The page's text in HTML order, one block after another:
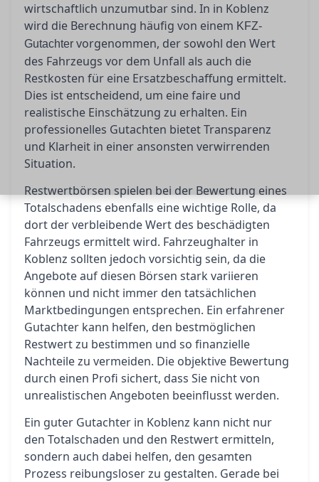
wirtschaftlich unzumutbar sind. In in Koblenz
wird die Berechnung häufig von einem KFZ-
Gutachter vorgenommen, der sowohl den Wert
des Fahrzeugs vor dem Unfall als auch die
Restkosten für eine Ersatzbeschaffung ermittelt.
Dies ist entscheidend, um eine faire und
realistische Einschätzung zu erhalten. Ein
professionelles Gutachten bietet Transparenz
und Klarheit in einer ansonsten verwirrenden
Situation.
Restwertbörsen spielen bei der Bewertung eines
Totalschadens ebenfalls eine wichtige Rolle, da
dort der verbleibende Wert des beschädigten
Fahrzeugs ermittelt wird. Fahrzeughalter in
Koblenz sollten jedoch vorsichtig sein, da die
Angebote auf diesen Börsen stark variieren
können und nicht immer den tatsächlichen
Marktbedingungen entsprechen. Ein erfahrener
Gutachter kann helfen, den bestmöglichen
Restwert zu bestimmen und so finanzielle
Nachteile zu vermeiden. Die objektive Bewertung
durch einen Profi sichert, dass Sie nicht von
unrealistischen Angeboten beeinflusst werden.
Ein guter Gutachter in Koblenz kann nicht nur
den Totalschaden und den Restwert ermitteln,
sondern auch dabei helfen, den gesamten
Prozess reibungsloser zu gestalten. Gerade bei